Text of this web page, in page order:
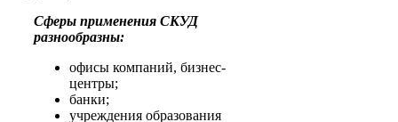
Сферы применения СКУД
разнообразны:
офисы компаний, бизнес-
центры;
банки;
учреждения образования